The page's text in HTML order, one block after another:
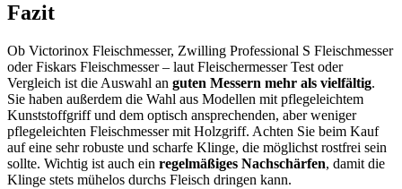
Fazit
Ob Victorinox Fleischmesser, Zwilling Professional S Fleischmesser
oder Fiskars Fleischmesser – laut Fleischermesser Test oder
Vergleich ist die Auswahl an guten Messern mehr als vielfältig.
Sie haben außerdem die Wahl aus Modellen mit pflegeleichtem
Kunststoffgriff und dem optisch ansprechenden, aber weniger
pflegeleichten Fleischmesser mit Holzgriff. Achten Sie beim Kauf
auf eine sehr robuste und scharfe Klinge, die möglichst rostfrei sein
sollte. Wichtig ist auch ein regelmäßiges Nachschärfen, damit die
Klinge stets mühelos durchs Fleisch dringen kann.